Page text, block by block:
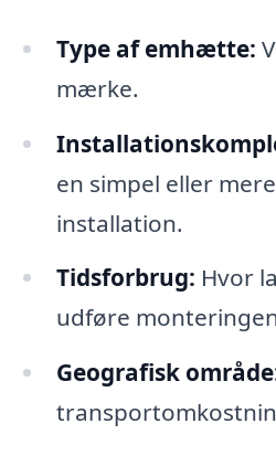
Type af emhætte:
mærke.
en simpel eller
installation.
Tidsforbrug: Hvor
udføre
Geografisk